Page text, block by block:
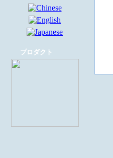
プロダクト